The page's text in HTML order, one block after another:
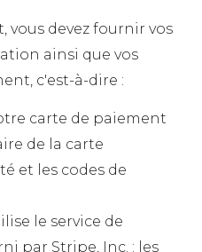
vous devez fournir vos
ainsi que vos
c'est-à-dire :
carte de paiement
de la carte
et les codes de
le service de
par Stripe, Inc. : les